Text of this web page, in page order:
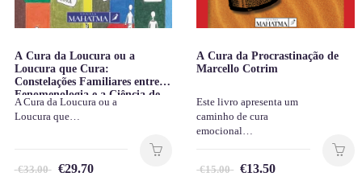
A Cura da Loucura ou a
Loucura que Cura:
Constelações Familiares entre a
Fenomenologia e a Ciência de
Joaquim Parra Marujo
A Cura da Loucura ou a
Loucura que…
€33.00 €29.70
A Cura da Procrastinação de
Marcello Cotrim
Este livro apresenta um
caminho de cura
emocional…
€15.00 €13.50